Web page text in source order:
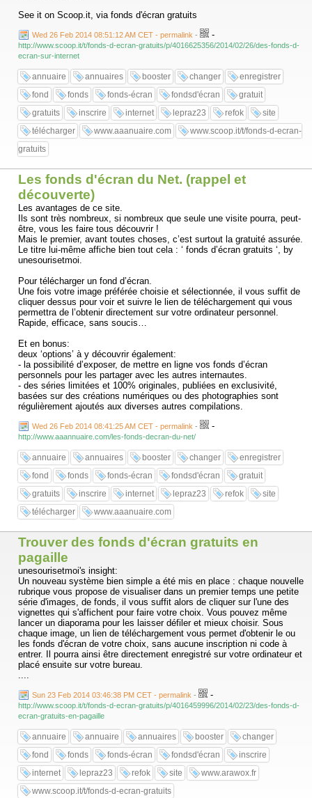
See it on Scoop.it, via fonds d'écran gratuits
Wed 26 Feb 2014 08:51:12 AM CET - permalink - -
http://www.scoop.it/t/fonds-d-ecran-gratuits/p/4016625356/2014/02/26/des-fonds-d-
ecran-sur-internet
annuaire annuaires booster changer
enregistrer
fond
fonds fonds-écran fondsd'écran
gratuit
gratuits
inscrire internet lepraz23 refok
site
télécharger
www.aaanuaire.com
www.scoop.it/t/fonds-d-ecran-
gratuits
Les fonds d'écran du Net. (rappel et
découverte)
Les avantages de ce site.
Ils sont très nombreux, si nombreux que seule une visite pourra, peut-
être, vous les faire tous découvrir !
Mais le premier, avant toutes choses, c’est surtout la gratuité assurée.
Le titre lui-même affiche bien tout cela : ‘ fonds d’écran gratuits ‘, by
unesourisetmoi.
Pour télécharger un fond d’écran.
Une fois votre image préférée choisie et sélectionnée, il vous suffit de
cliquer dessus pour voir et suivre le lien de téléchargement qui vous
permettra de l’obtenir directement sur votre ordinateur personnel.
Rapide, efficace, sans soucis…
Et en bonus:
deux ‘options’ à y découvrir également:
- la possibilité d’exposer, de mettre en ligne vos fonds d’écran
personnels pour les partager avec les autres internautes.
- des séries limitées et 100% originales, publiées en exclusivité,
basées sur des créations numériques ou des photographies sont
régulièrement ajoutés aux diverses autres compilations.
Wed 26 Feb 2014 08:41:25 AM CET - permalink - -
http://www.aaannuaire.com/les-fonds-decran-du-net/
annuaire annuaires booster changer
enregistrer
fond
fonds fonds-écran fondsd'écran
gratuit
gratuits
inscrire internet lepraz23 refok
site
télécharger
www.aaanuaire.com
Trouver des fonds d'écran gratuits en
pagaille
unesourisetmoi's insight:
Un nouveau système bien simple a été mis en place : chaque nouvelle
rubrique vous propose de visualiser dans un premier temps une petite
série d'images, de fonds, il vous suffit alors de cliquer sur l'une des
vignettes qui s'affichent pour faire votre choix. Vous pouvez même
lancer un diaporama pour les laisser défiler et mieux choisir. Sous
chaque image, un lien de téléchargement vous permet d'obtenir le ou
les fonds d'écran de votre choix, sans aucune inscription ni code à
entrer. Il pourra ainsi être directement enregistré sur votre ordinateur et
placé ensuite sur votre bureau.
....
Sun 23 Feb 2014 03:46:38 PM CET - permalink - -
http://www.scoop.it/t/fonds-d-ecran-gratuits/p/4016459996/2014/02/23/des-fonds-d-
ecran-gratuits-en-pagaille
annuaire annuaire annuaires booster
changer
fond
fonds fonds-écran fondsd'écran
inscrire
internet
lepraz23 refok site
www.arawox.fr
www.scoop.it/t/fonds-d-ecran-gratuits